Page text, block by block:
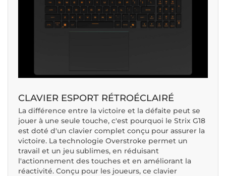
CLAVIER ESPORT RÉTROÉCLAIRÉ
La différence entre la victoire et la défaite peut se
jouer à une seule touche, c'est pourquoi le Strix G18
est doté d'un clavier complet conçu pour assurer la
victoire. La technologie Overstroke permet un
travail et un jeu sublimes, en réduisant
l'actionnement des touches et en améliorant la
réactivité. Conçu pour les joueurs, ce clavier